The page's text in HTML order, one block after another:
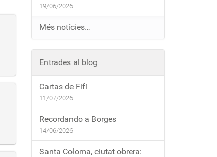
19/06/2026
Més notícies…
Entrades al blog
Cartas de Fifí
11/07/2026
Recordando a Borges
14/06/2026
Santa Coloma, ciutat obrera: